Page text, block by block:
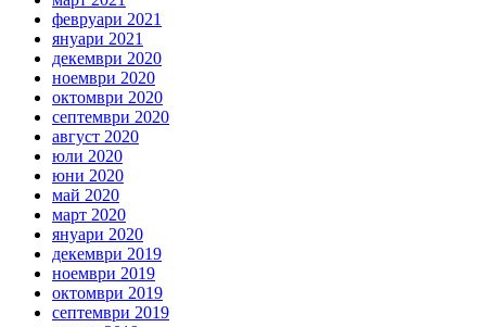
февруари 2021
януари 2021
декември 2020
ноември 2020
октомври 2020
септември 2020
август 2020
юли 2020
юни 2020
май 2020
март 2020
януари 2020
декември 2019
ноември 2019
октомври 2019
септември 2019